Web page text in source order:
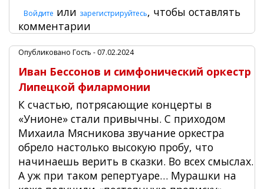
Войдите или зарегистрируйтесь, чтобы оставлять
комментарии
Опубликовано Гость - 07.02.2024
Иван Бессонов и симфонический оркестр
Липецкой филармонии
К счастью, потрясающие концерты в
«Унионе» стали привычны. С приходом
Михаила Мясникова звучание оркестра
обрело настолько высокую пробу, что
начинаешь верить в сказки. Во всех смыслах.
А уж при таком репертуаре… Мурашки на